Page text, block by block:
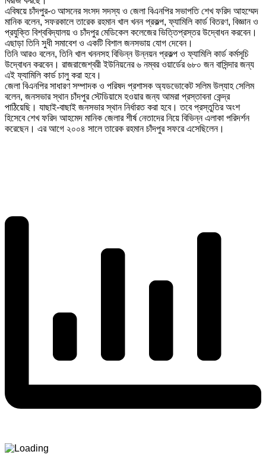
এবিষয়ে চাঁদপুর-৩ আসনের সংসদ সদস্য ও জেলা বিএনপির সভাপতি শেখ ফরিদ আহম্মেদ
মানিক বলেন, সফরকালে তারেক রহমান খাল খনন প্রকল্প, ফ্যামিলি কার্ড বিতরণ, বিজ্ঞান ও
প্রযুক্তি বিশ্ববিদ্যালয় ও চাঁদপুর মেডিকেল কলেজের ভিত্তিপ্রস্তর উদ্বোধন করবেন।
এছাড়া তিনি সুধী সমাবেশ ও একটি বিশাল জনসভায় যোগ দেবেন।
তিনি আরও বলেন, তিনি খাল খননসহ বিভিন্ন উন্নয়ন প্রকল্প ও ফ্যামিলি কার্ড কর্মসূচি
উদ্বোধন করবেন। রাজরাজেশ্বরী ইউনিয়নের ৬ নম্বর ওয়ার্ডের ৬৮০ জন বাসিন্দার জন্য
এই ফ্যামিলি কার্ড চালু করা হবে।
জেলা বিএনপির সাধারণ সম্পাদক ও পরিষদ প্রশাসক অ্যডভোকেট সলিম উল্যাহ সেলিম
বলেন, জনসভার স্থান চাঁদপুর স্টেডিয়ামে হওয়ার জন্য আমরা প্রস্তাবনা কেন্দ্র
পাঠিয়েছি। যাছাই-বাছাই জনসভার স্থান নির্ধারত করা হবে। তবে প্রস্তুতির অংশ
হিসেবে শেখ ফরিদ আহমেদ মানিক জেলার শীর্ষ নেতাদের নিয়ে বিভিন্ন এলাকা পরিদর্শন
করেছেন। এর আগে ২০০৪ সালে তারেক রহমান চাঁদপুর সফরে এসেছিলেন।